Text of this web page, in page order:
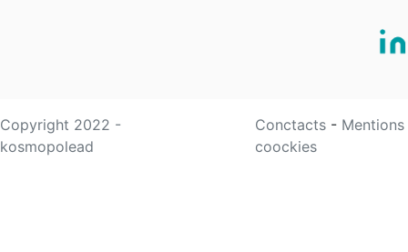
Copyright 2022 -
kosmopolead
Conctacts -
coockies